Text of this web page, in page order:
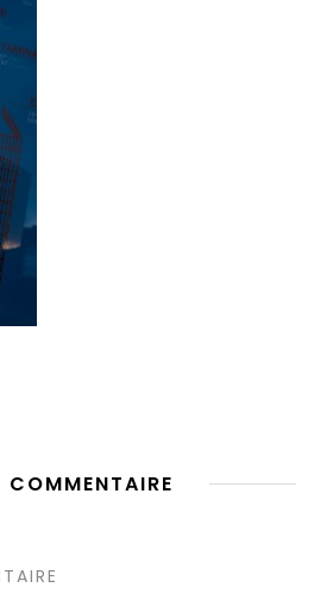
COMMENTAIRE